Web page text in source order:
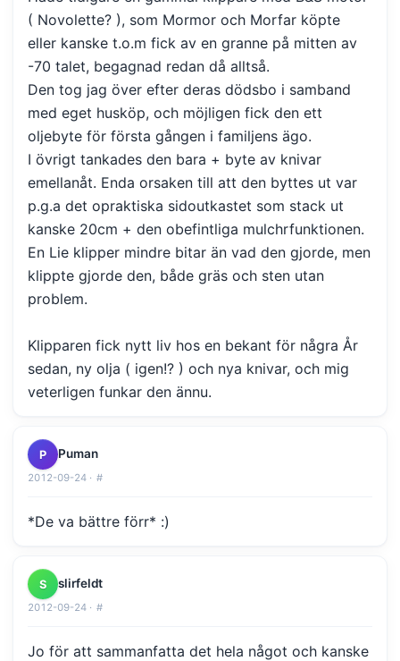
( Novolette? ), som Mormor och Morfar köpte
eller kanske t.o.m fick av en granne på mitten av
-70 talet, begagnad redan då alltså.
Den tog jag över efter deras dödsbo i samband
med eget husköp, och möjligen fick den ett
oljebyte för första gången i familjens ägo.
I övrigt tankades den bara + byte av knivar
emellanåt. Enda orsaken till att den byttes ut var
p.g.a det opraktiska sidoutkastet som stack ut
kanske 20cm + den obefintliga mulchrfunktionen.
En Lie klipper mindre bitar än vad den gjorde, men
klippte gjorde den, både gräs och sten utan
problem.
Klipparen fick nytt liv hos en bekant för några År
sedan, ny olja ( igen!? ) och nya knivar, och mig
veterligen funkar den ännu.
P Puman
2012-09-24 · #
*De va bättre förr* :)
S slirfeldt
2012-09-24 · #
Jo för att sammanfatta det hela något och kanske